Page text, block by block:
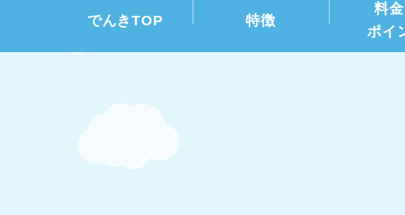
でんきTOP 特徴
料金
ポイ